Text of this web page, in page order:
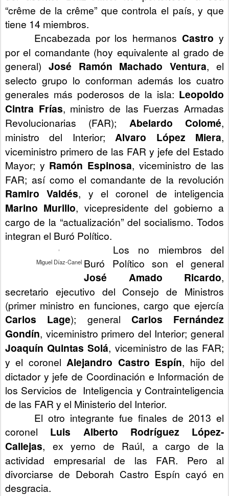
“crême de la crême” que controla el país, y que
tiene 14 miembros.
Encabezada por los hermanos Castro y
por el comandante (hoy equivalente al grado de
general) José Ramón Machado Ventura, el
selecto grupo lo conforman además los cuatro
generales más poderosos de la isla: Leopoldo
Cintra Frías, ministro de las Fuerzas Armadas
Revolucionarias (FAR); Abelardo Colomé,
ministro del Interior; Alvaro López Miera,
viceministro primero de las FAR y jefe del Estado
Mayor; y Ramón Espinosa, viceministro de las
FAR; así como el comandante de la revolución
Ramiro Valdés, y el coronel de inteligencia
Marino Murillo, vicepresidente del gobierno a
cargo de la “actualización” del socialismo. Todos
integran el Buró Político.
Miguel Díaz-Canel
Los no miembros del
Buró Político son el general
José Amado Ricardo,
secretario ejecutivo del Consejo de Ministros
(primer ministro en funciones, cargo que ejercía
Carlos Lage); general Carlos Fernández
Gondín, viceministro primero del Interior; general
Joaquín Quintas Solá, viceministro de las FAR;
y el coronel Alejandro Castro Espín, hijo del
dictador y jefe de Coordinación e Información de
los Servicios de Inteligencia y Contrainteligencia
de las FAR y el Ministerio del Interior.
El otro integrante fue finales de 2013 el
coronel Luis Alberto Rodríguez López-
Callejas, ex yerno de Raúl, a cargo de la
actividad empresarial de las FAR. Pero al
divorciarse de Deborah Castro Espín cayó en
desgracia.